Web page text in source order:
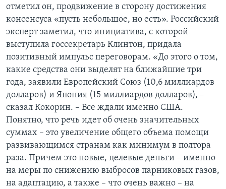
отметил он, продвижение в сторону достижения
консенсуса «пусть небольшое, но есть». Российский
эксперт заметил, что инициатива, с которой
выступила госсекретарь Клинтон, придала
позитивный импульс переговорам. «До этого о том,
какие средства они выделят на ближайшие три
года, заявили Европейский Союз (10,6 миллиардов
долларов) и Япония (15 миллиардов долларов), –
сказал Кокорин. – Все ждали именно США.
Понятно, что речь идет об очень значительных
суммах – это увеличение общего объема помощи
развивающимся странам как минимум в полтора
раза. Причем это новые, целевые деньги – именно
на меры по снижению выбросов парниковых газов,
на адаптацию, а также – что очень важно – на